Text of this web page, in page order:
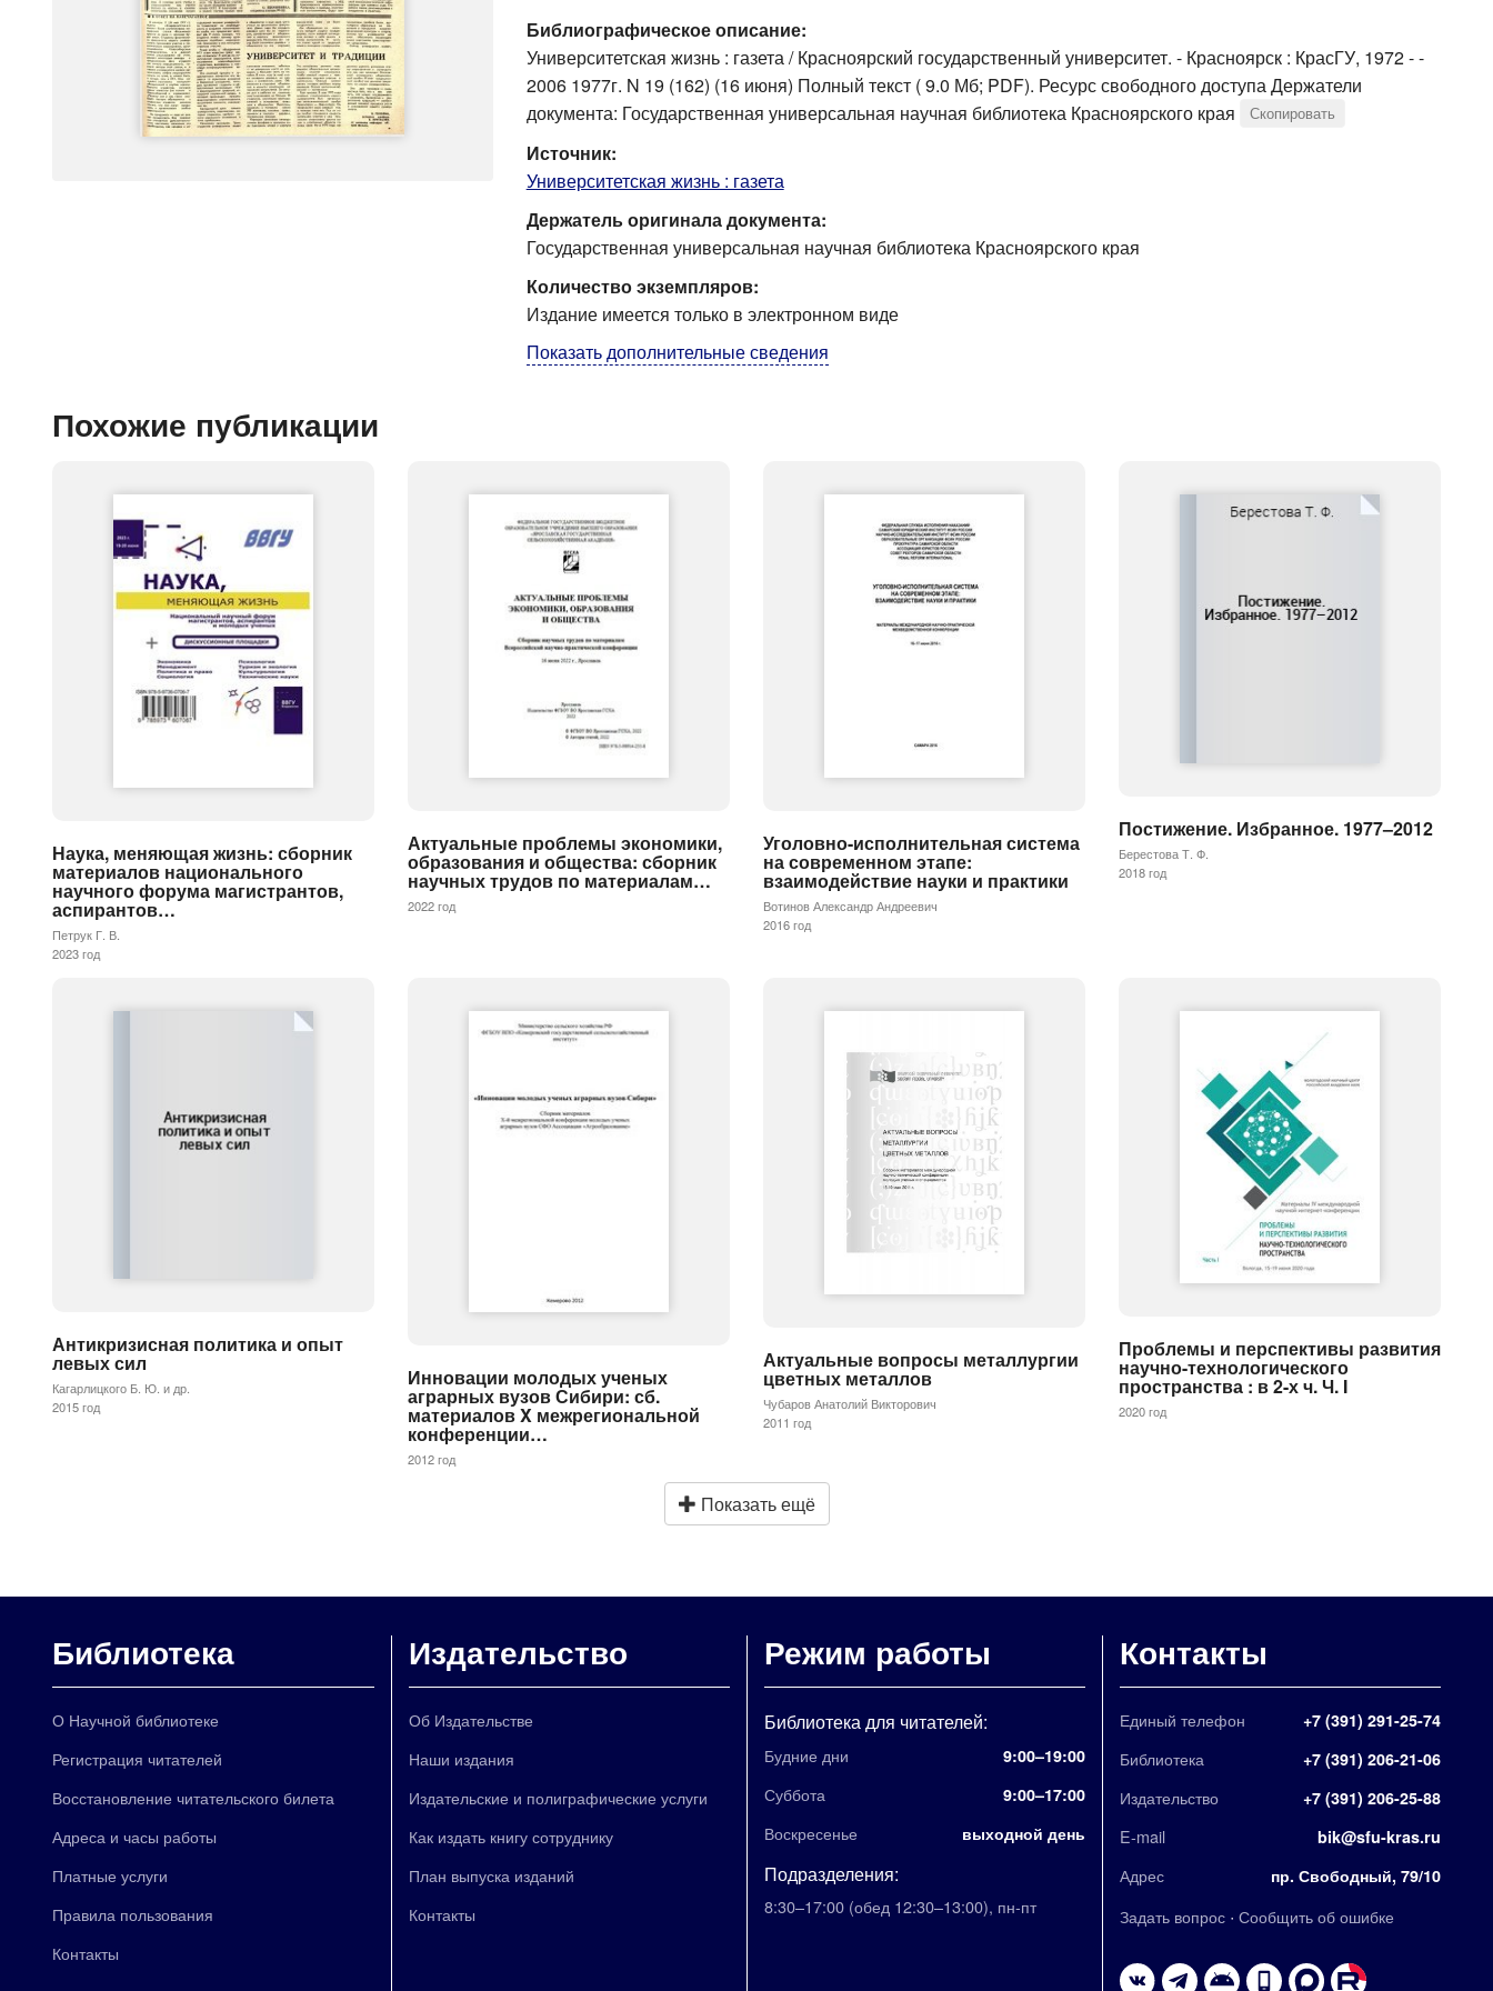
Библиографическое описание:
Университетская жизнь : газета / Красноярский государственный университет. - Красноярск : КрасГУ, 1972 - -
2006 1977г. N 19 (162) (16 июня) Полный текст ( 9.0 Мб; PDF). Ресурс свободного доступа Держатели
документа: Государственная универсальная научная библиотека Красноярского края
Скопировать
Источник:
Университетская жизнь : газета
Держатель оригинала документа:
Государственная универсальная научная библиотека Красноярского края
Количество экземпляров:
Издание имеется только в электронном виде
Показать дополнительные сведения
Похожие публикации
Наука, меняющая жизнь: сборник
материалов национального
научного форума магистрантов,
аспирантов…
Петрук Г. В.
2023 год
Актуальные проблемы экономики,
образования и общества: сборник
научных трудов по материалам…
2022 год
Уголовно-исполнительная система
на современном этапе:
взаимодействие науки и практики
Вотинов Александр Андреевич
2016 год
Постижение. Избранное. 1977–2012
Берестова Т. Ф.
2018 год
Антикризисная политика и опыт
левых сил
Кагарлицкого Б. Ю. и др.
2015 год
Инновации молодых ученых
аграрных вузов Сибири: сб.
материалов X межрегиональной
конференции…
2012 год
Актуальные вопросы металлургии
цветных металлов
Чубаров Анатолий Викторович
2011 год
Проблемы и перспективы развития
научно-технологического
пространства : в 2-х ч. Ч. I
2020 год
Показать ещё
Библиотека
О Научной библиотеке
Регистрация читателей
Восстановление читательского билета
Адреса и часы работы
Платные услуги
Правила пользования
Контакты
Издательство
Об Издательстве
Наши издания
Издательские и полиграфические услуги
Как издать книгу сотруднику
План выпуска изданий
Контакты
Режим работы
Библиотека для читателей:
Будние дни 9:00–19:00
Суббота 9:00–17:00
Воскресенье выходной день
Подразделения:
8:30–17:00 (обед 12:30–13:00), пн-пт
Контакты
Единый телефон +7 (391) 291-25-74
Библиотека +7 (391) 206-21-06
Издательство +7 (391) 206-25-88
E-mail bik@sfu-kras.ru
Адрес пр. Свободный, 79/10
Задать вопрос · Сообщить об ошибке